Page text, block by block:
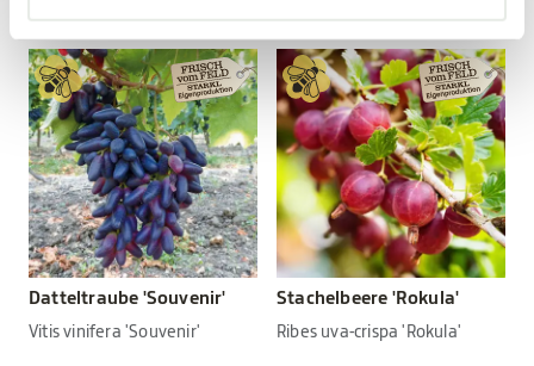
Datteltraube 'Souvenir'
Vitis vinifera 'Souvenir'
Stachelbeere 'Rokula'
Ribes uva-crispa 'Rokula'